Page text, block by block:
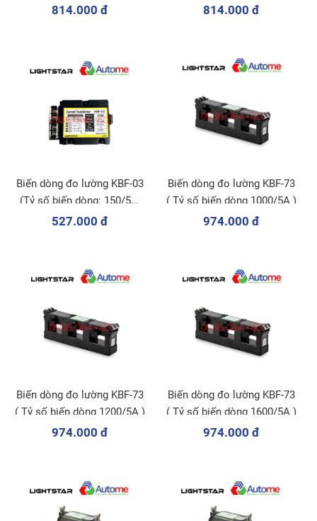
300/5A)
814.000 đ dòng:400/5A;450/5A;500/
814.000 đ
Biến dòng đo lường KBF-03
(Tỷ số biến dòng: 150/5A;
200/5A)
527.000 đ
Biến dòng đo lường KBF-73
( Tỷ số biến dòng 1000/5A )
974.000 đ
Biến dòng đo lường KBF-73
( Tỷ số biến dòng 1200/5A )
974.000 đ
Biến dòng đo lường KBF-73
( Tỷ số biến dòng 1600/5A )
974.000 đ